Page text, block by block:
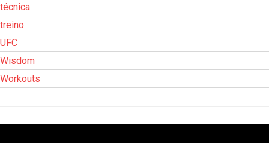
técnica
treino
UFC
Wisdom
Workouts